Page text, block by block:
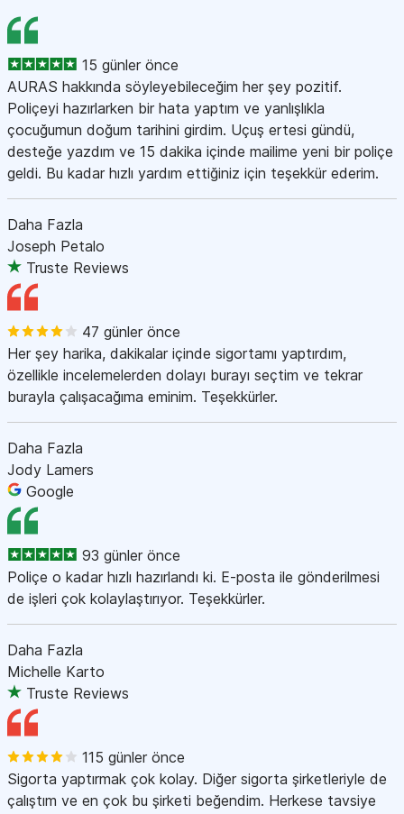
15 günler önce
AURAS hakkında söyleyebileceğim her şey pozitif.
Poliçeyi hazırlarken bir hata yaptım ve yanlışlıkla
çocuğumun doğum tarihini girdim. Uçuş ertesi gündü,
desteğe yazdım ve 15 dakika içinde mailime yeni bir poliçe
geldi. Bu kadar hızlı yardım ettiğiniz için teşekkür ederim.
Daha Fazla
Joseph Petalo
Truste Reviews
47 günler önce
Her şey harika, dakikalar içinde sigortamı yaptırdım,
özellikle incelemelerden dolayı burayı seçtim ve tekrar
burayla çalışacağıma eminim. Teşekkürler.
Daha Fazla
Jody Lamers
Google
93 günler önce
Poliçe o kadar hızlı hazırlandı ki. E-posta ile gönderilmesi
de işleri çok kolaylaştırıyor. Teşekkürler.
Daha Fazla
Michelle Karto
Truste Reviews
115 günler önce
Sigorta yaptırmak çok kolay. Diğer sigorta şirketleriyle de
çalıştım ve en çok bu şirketi beğendim. Herkese tavsiye